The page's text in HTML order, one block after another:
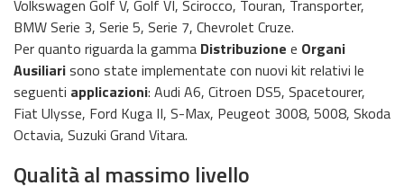
Volkswagen Golf V, Golf VI, Scirocco, Touran, Transporter,
BMW Serie 3, Serie 5, Serie 7, Chevrolet Cruze.
Per quanto riguarda la gamma Distribuzione e Organi
Ausiliarisono state implementate con nuovi kit relativi le
seguenti applicazioni: Audi A6, Citroen DS5, Spacetourer,
Fiat Ulysse, Ford Kuga II, S-Max, Peugeot 3008, 5008, Skoda
Octavia, Suzuki Grand Vitara.
Qualità al massimo livello